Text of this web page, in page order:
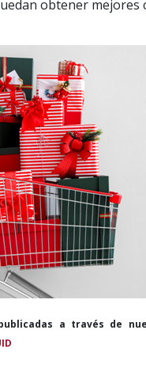
obtener mejores
a través de